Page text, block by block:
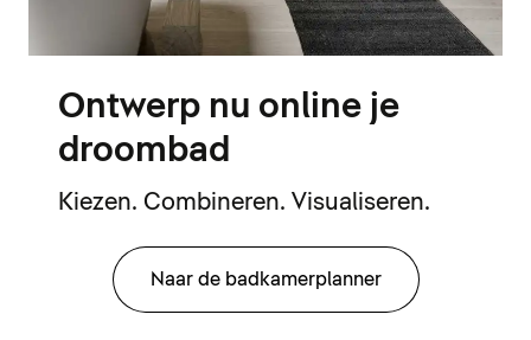
Ontwerp nu online je
droombad
Kiezen. Combineren. Visualiseren.
Naar de badkamerplanner